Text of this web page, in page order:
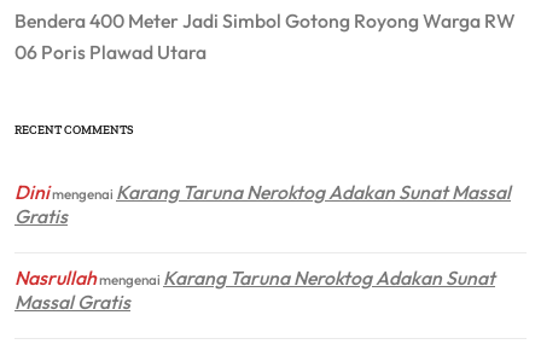
Bendera 400 Meter Jadi Simbol Gotong Royong Warga RW
06 Poris Plawad Utara
RECENT COMMENTS
Dinimengenai Karang Taruna Neroktog Adakan Sunat Massal
Gratis
Nasrullahmengenai Karang Taruna Neroktog Adakan Sunat
Massal Gratis